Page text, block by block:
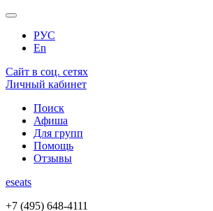
РУС
En
Сайт в соц. сетях
Личный кабинет
Поиск
Афиша
Для групп
Помощь
Отзывы
eseats
+7 (495) 648-4111